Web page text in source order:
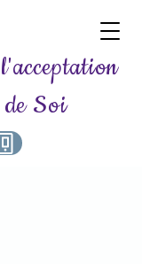
de Soi